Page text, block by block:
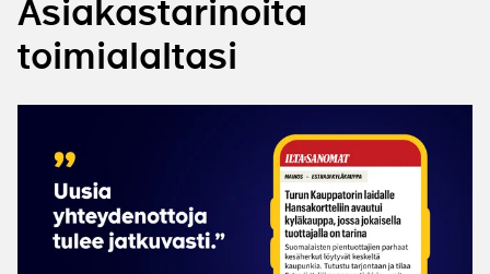
Asiakastarinoita
toimialaltasi